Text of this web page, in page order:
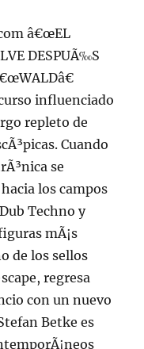
â€œEL
DESPUÃ‰S
influenciado
repleto de
Cuando
se
los campos
Techno y
mÃ¡s
de los sellos
regresa
con un nuevo
Betke es